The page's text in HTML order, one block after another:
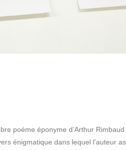
poéme éponyme d’Arthur
énigmatique dans lequel l’auteur